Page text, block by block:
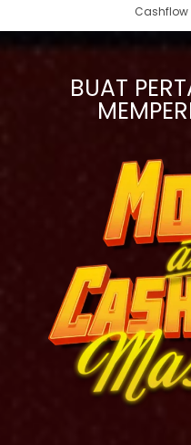
Cashflow
BUAT